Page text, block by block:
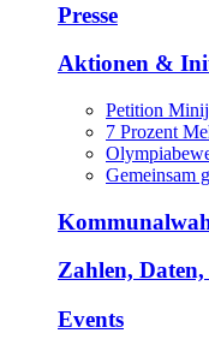
Presse
Aktionen &
Petition
7 Prozent
Gemeinsam
Zahlen,
Events